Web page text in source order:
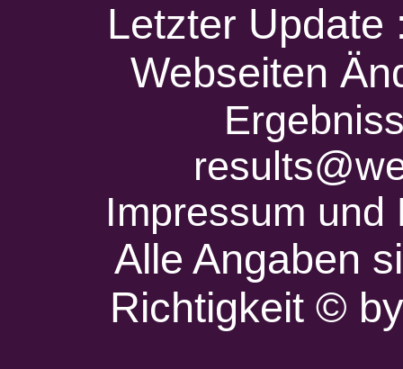
Letzter
Webseiten
Impressum
Alle Angaben
Richtigkeit ©